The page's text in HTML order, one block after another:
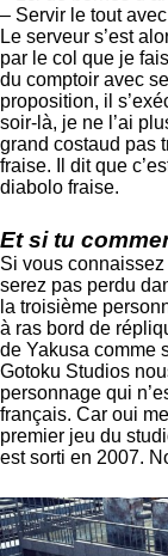
– Servir le tout
Le serveur s’est
par le col que je
du comptoir avec
proposition, il
soir-là, je ne l’ai
grand costaud pas
fraise. Il dit que
diabolo fraise.
Et si tu
Si vous
serez pas perdu
la troisième
à ras bord de
de Yakusa comme
Gotoku Studios
personnage qui
français. Car oui
premier jeu du
est sorti en 2007.